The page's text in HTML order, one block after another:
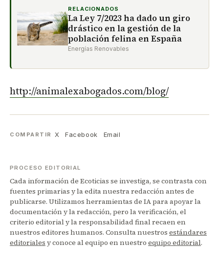
RELACIONADOS
La Ley 7/2023 ha dado un giro
drástico en la gestión de la
población felina en España
Energías Renovables
http://animalexabogados.com/blog/
COMPARTIR X Facebook Email
PROCESO EDITORIAL
Cada información de Ecoticias se investiga, se contrasta con
fuentes primarias y la edita nuestra redacción antes de
publicarse. Utilizamos herramientas de IA para apoyar la
documentación y la redacción, pero la verificación, el
criterio editorial y la responsabilidad final recaen en
nuestros editores humanos. Consulta nuestros estándares
editoriales y conoce al equipo en nuestro equipo editorial.